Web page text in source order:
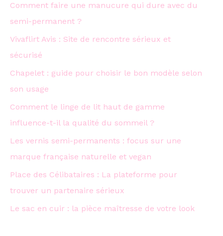
Comment faire une manucure qui dure avec du
semi-permanent ?
Vivaflirt Avis : Site de rencontre sérieux et
sécurisé
Chapelet : guide pour choisir le bon modèle selon
son usage
Comment le linge de lit haut de gamme
influence-t-il la qualité du sommeil ?
Les vernis semi-permanents : focus sur une
marque française naturelle et vegan
Place des Célibataires : La plateforme pour
trouver un partenaire sérieux
Le sac en cuir : la pièce maîtresse de votre look